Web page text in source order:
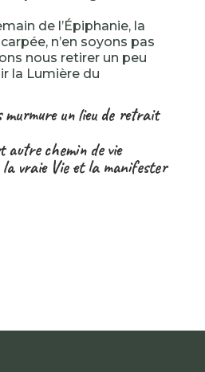
de l’Épiphanie, la
n’en soyons pas
nous retirer un peu
la Lumière du
murmure un lieu de retrait
autre chemin de vie
vraie Vie et la manifester